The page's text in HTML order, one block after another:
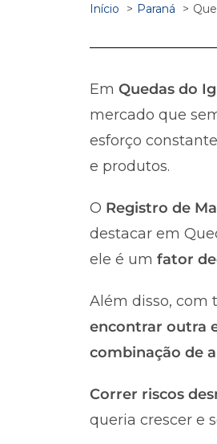
Início Paraná
Em Quedas do
mercado que
esforço
e produtos.
O Registro de
destacar em
ele é um fator
Além disso, com
encontrar outra
combinação de
Correr riscos
queria crescer e